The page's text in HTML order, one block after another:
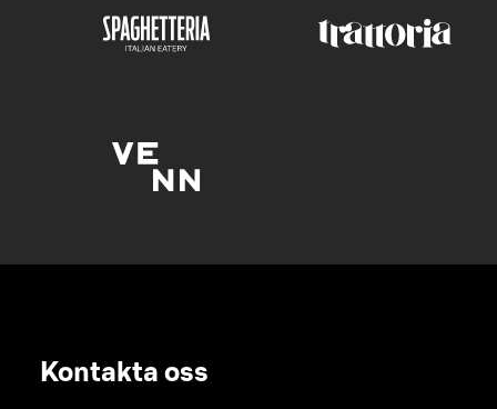
Kontakta oss